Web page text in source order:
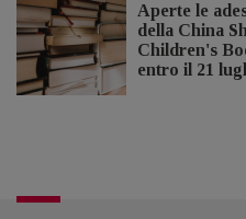
Aperte le
della China
Children's
entro il 21